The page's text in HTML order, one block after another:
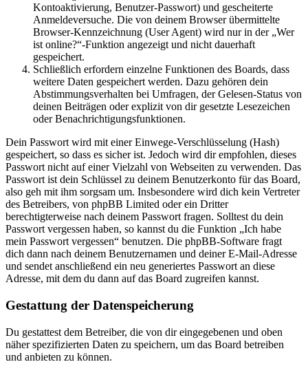
Kontoaktivierung, Benutzer-Passwort) und gescheiterte
Anmeldeversuche. Die von deinem Browser übermittelte
Browser-Kennzeichnung (User Agent) wird nur in der „Wer
ist online?“-Funktion angezeigt und nicht dauerhaft
gespeichert.
Schließlich erfordern einzelne Funktionen des Boards, dass
weitere Daten gespeichert werden. Dazu gehören dein
Abstimmungsverhalten bei Umfragen, der Gelesen-Status von
deinen Beiträgen oder explizit von dir gesetzte Lesezeichen
oder Benachrichtigungsfunktionen.
Dein Passwort wird mit einer Einwege-Verschlüsselung (Hash)
gespeichert, so dass es sicher ist. Jedoch wird dir empfohlen, dieses
Passwort nicht auf einer Vielzahl von Webseiten zu verwenden. Das
Passwort ist dein Schlüssel zu deinem Benutzerkonto für das Board,
also geh mit ihm sorgsam um. Insbesondere wird dich kein Vertreter
des Betreibers, von phpBB Limited oder ein Dritter
berechtigterweise nach deinem Passwort fragen. Solltest du dein
Passwort vergessen haben, so kannst du die Funktion „Ich habe
mein Passwort vergessen“ benutzen. Die phpBB-Software fragt
dich dann nach deinem Benutzernamen und deiner E-Mail-Adresse
und sendet anschließend ein neu generiertes Passwort an diese
Adresse, mit dem du dann auf das Board zugreifen kannst.
Gestattung der Datenspeicherung
Du gestattest dem Betreiber, die von dir eingegebenen und oben
näher spezifizierten Daten zu speichern, um das Board betreiben
und anbieten zu können.